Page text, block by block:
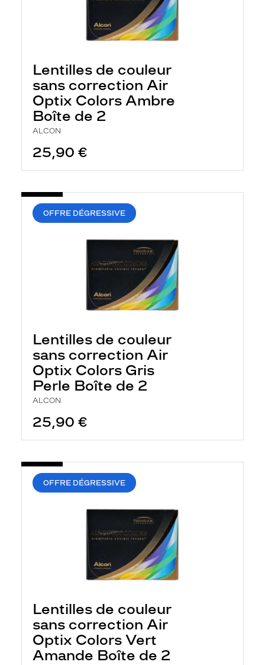
Lentilles de couleur
sans correction Air
Optix Colors Ambre
Boîte de 2
ALCON
25,90 €
OFFRE DÉGRESSIVE
Lentilles de couleur
sans correction Air
Optix Colors Gris
Perle Boîte de 2
ALCON
25,90 €
OFFRE DÉGRESSIVE
Lentilles de couleur
sans correction Air
Optix Colors Vert
Amande Boîte de 2